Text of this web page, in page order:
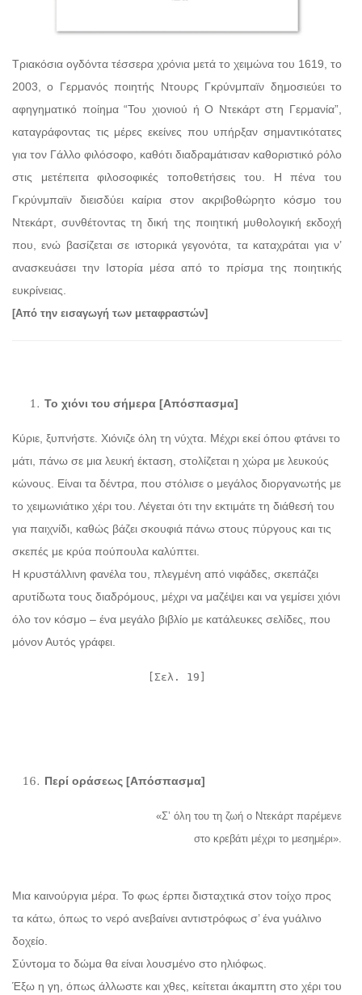
Τριακόσια ογδόντα τέσσερα χρόνια μετά το χειμώνα του 1619, το
2003, ο Γερμανός ποιητής Ντουρς Γκρύνμπαϊν δημοσιεύει το
αφηγηματικό ποίημα “Του χιονιού ή Ο Ντεκάρτ στη Γερμανία”,
καταγράφοντας τις μέρες εκείνες που υπήρξαν σημαντικότατες
για τον Γάλλο φιλόσοφο, καθότι διαδραμάτισαν καθοριστικό ρόλο
στις μετέπειτα φιλοσοφικές τοποθετήσεις του. Η πένα του
Γκρύνμπαϊν διεισδύει καίρια στον ακριβοθώρητο κόσμο του
Ντεκάρτ, συνθέτοντας τη δική της ποιητική μυθολογική εκδοχή
που, ενώ βασίζεται σε ιστορικά γεγονότα, τα καταχράται για ν’
ανασκευάσει την Ιστορία μέσα από το πρίσμα της ποιητικής
ευκρίνειας.
[Από την εισαγωγή των μεταφραστών]
Το χιόνι του σήμερα [Απόσπασμα]
Κύριε, ξυπνήστε. Χιόνιζε όλη τη νύχτα. Μέχρι εκεί όπου φτάνει το
μάτι, πάνω σε μια λευκή έκταση, στολίζεται η χώρα με λευκούς
κώνους. Είναι τα δέντρα, που στόλισε ο μεγάλος διοργανωτής με
το χειμωνιάτικο χέρι του. Λέγεται ότι την εκτιμάτε τη διάθεσή του
για παιχνίδι, καθώς βάζει σκουφιά πάνω στους πύργους και τις
σκεπές με κρύα πούπουλα καλύπτει.
Η κρυστάλλινη φανέλα του, πλεγμένη από νιφάδες, σκεπάζει
αρυτίδωτα τους διαδρόμους, μέχρι να μαζέψει και να γεμίσει χιόνι
όλο τον κόσμο – ένα μεγάλο βιβλίο με κατάλευκες σελίδες, που
μόνον Αυτός γράφει.
[Σελ. 19]
Περί οράσεως [Απόσπασμα]
«Σ’ όλη του τη ζωή ο Ντεκάρτ παρέμενε
στο κρεβάτι μέχρι το μεσημέρι».
Μια καινούργια μέρα. Το φως έρπει δισταχτικά στον τοίχο προς
τα κάτω, όπως το νερό ανεβαίνει αντιστρόφως σ’ ένα γυάλινο
δοχείο.
Σύντομα το δώμα θα είναι λουσμένο στο ηλιόφως.
Έξω η γη, όπως άλλωστε και χθες, κείτεται άκαμπτη στο χέρι του